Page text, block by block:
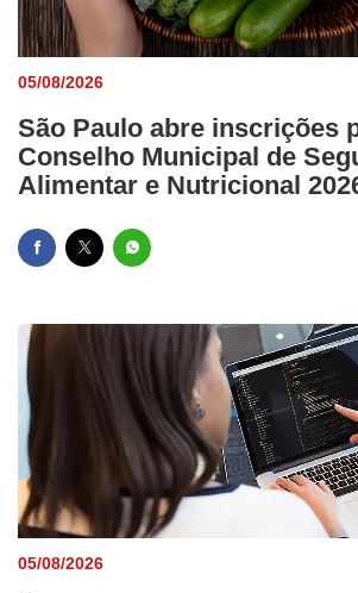
05/08/2026
São Paulo abre inscrições
Conselho Municipal de
Alimentar e Nutricional
05/08/2026